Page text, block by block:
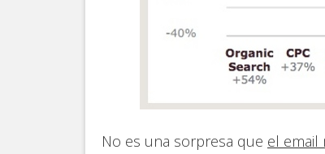
No es una sorpresa que el email